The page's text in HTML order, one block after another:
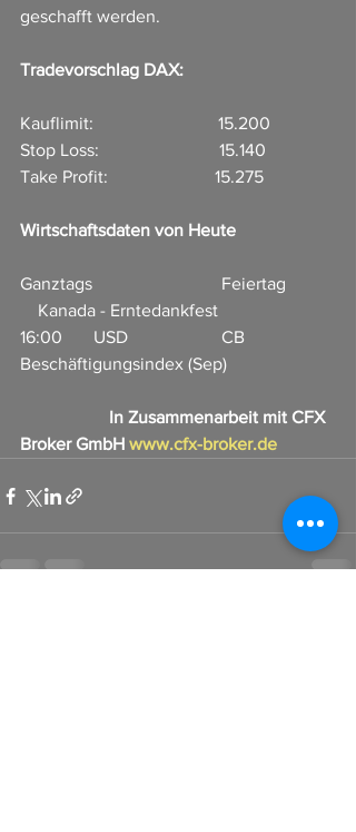
geschafft werden.
Tradevorschlag DAX:
Kauflimit:                            15.200
Stop Loss:                           15.140
Take Profit:                        15.275
Wirtschaftsdaten von Heute
Ganztags                             Feiertag
    Kanada - Erntedankfest
16:00       USD                     CB
Beschäftigungsindex (Sep)
In Zusammenarbeit mit CFX
Broker GmbH www.cfx-broker.de